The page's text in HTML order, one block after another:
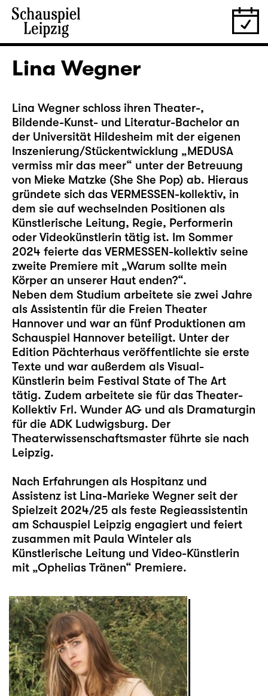
Lina Wegner
Lina Wegner schloss ihren Theater-,
Bildende-Kunst- und Literatur-Bachelor an
der Universität Hildesheim mit der eigenen
Inszenierung/Stückentwicklung „MEDUSA
vermiss mir das meer“ unter der Betreuung
von Mieke Matzke (She She Pop) ab. Hieraus
gründete sich das VERMESSEN-kollektiv, in
dem sie auf wechselnden Positionen als
Künstlerische Leitung, Regie, Performerin
oder Videokünstlerin tätig ist. Im Sommer
2024 feierte das VERMESSEN-kollektiv seine
zweite Premiere mit „Warum sollte mein
Körper an unserer Haut enden?“.
Neben dem Studium arbeitete sie zwei Jahre
als Assistentin für die Freien Theater
Hannover und war an fünf Produktionen am
Schauspiel Hannover beteiligt. Unter der
Edition Pächterhaus veröffentlichte sie erste
Texte und war außerdem als Visual-
Künstlerin beim Festival State of The Art
tätig. Zudem arbeitete sie für das Theater-
Kollektiv Frl. Wunder AG und als Dramaturgin
für die ADK Ludwigsburg. Der
Theaterwissenschaftsmaster führte sie nach
Leipzig.
Nach Erfahrungen als Hospitanz und
Assistenz ist Lina-Marieke Wegner seit der
Spielzeit 2024/25 als feste Regieassistentin
am Schauspiel Leipzig engagiert und feiert
zusammen mit Paula Winteler als
Künstlerische Leitung und Video-Künstlerin
mit „Ophelias Tränen“ Premiere.